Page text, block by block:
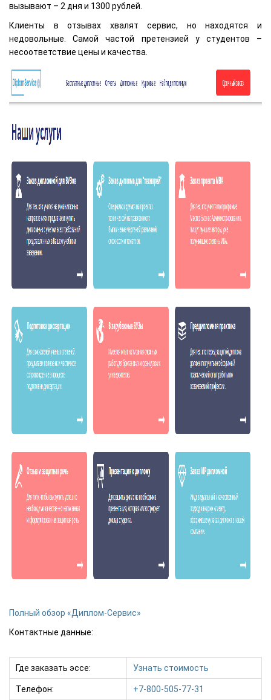
вызывают – 2 дня и 1300 рублей.
Клиенты в отзывах хвалят сервис, но находятся и
недовольные. Самой частой претензией у студентов –
несоответствие цены и качества.
Полный обзор «Диплом-Сервис»
Контактные данные:
Где заказать эссе: Узнать стоимость
Телефон: +7-800-505-77-31